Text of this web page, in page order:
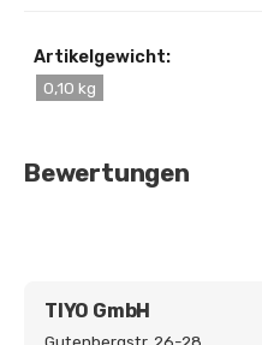
Artikelgewicht:
0,10 kg
Bewertungen
TIYO GmbH